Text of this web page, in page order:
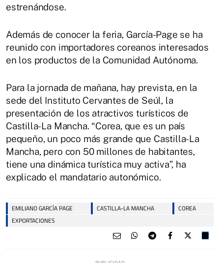
estrenándose.
Además de conocer la feria, García-Page se ha
reunido con importadores coreanos interesados
en los productos de la Comunidad Autónoma.
Para la jornada de mañana, hay prevista, en la
sede del Instituto Cervantes de Seúl, la
presentación de los atractivos turísticos de
Castilla-La Mancha. “Corea, que es un país
pequeño, un poco más grande que Castilla-La
Mancha, pero con 50 millones de habitantes,
tiene una dinámica turística muy activa”, ha
explicado el mandatario autonómico.
EMILIANO GARCÍA PAGE CASTILLA-LA MANCHA
COREA
EXPORTACIONES